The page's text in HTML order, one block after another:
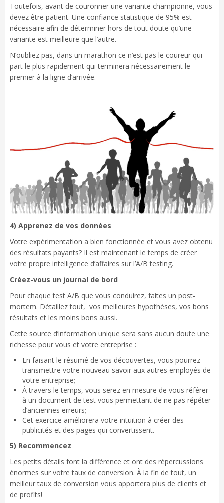
Toutefois, avant de couronner une variante championne, vous
devez être patient. Une confiance statistique de 95% est
nécessaire afin de déterminer hors de tout doute qu’une
variante est meilleure que l’autre.
N’oubliez pas, dans un marathon ce n’est pas le coureur qui
part le plus rapidement qui terminera nécessairement le
premier à la ligne d’arrivée.
4) Apprenez de vos données
Votre expérimentation a bien fonctionnée et vous avez obtenu
des résultats payants? Il est maintenant le temps de créer
votre propre intelligence d’affaires sur l’A/B testing.
Créez-vous un journal de bord
Pour chaque test A/B que vous conduirez, faites un post-
mortem. Détaillez tout, vos meilleures hypothèses, vos bons
résultats et les moins bons aussi.
Cette source d’information unique sera sans aucun doute une
richesse pour vous et votre entreprise :
En faisant le résumé de vos découvertes, vous pourrez
transmettre votre nouveau savoir aux autres employés de
votre entreprise;
À travers le temps, vous serez en mesure de vous référer
à un document de test vous permettant de ne pas répéter
d’anciennes erreurs;
Cet exercice améliorera votre intuition à créer des
publicités et des pages qui convertissent.
5) Recommencez
Les petits détails font la différence et ont des répercussions
énormes sur votre taux de conversion. À la fin de tout, un
meilleur taux de conversion vous apportera plus de clients et
de profits!